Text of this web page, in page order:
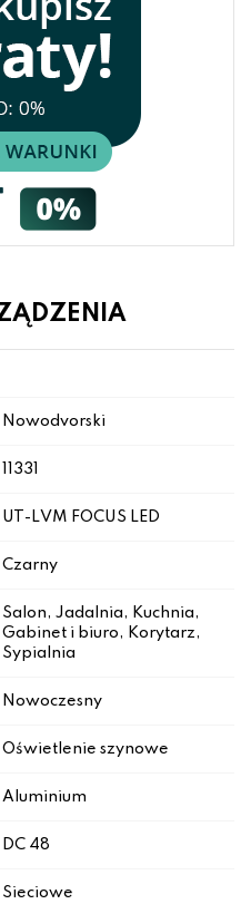
Nowodvorski
11331
UT-LVM FOCUS LED
Czarny
Salon, Jadalnia, Kuchnia,
Gabinet i biuro, Korytarz,
Sypialnia
Nowoczesny
Oświetlenie szynowe
Aluminium
DC 48
Sieciowe